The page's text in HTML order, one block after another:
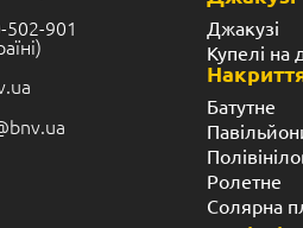
502-901
Джакузі
Купелі на
Батутне
Ролетне
Солярна